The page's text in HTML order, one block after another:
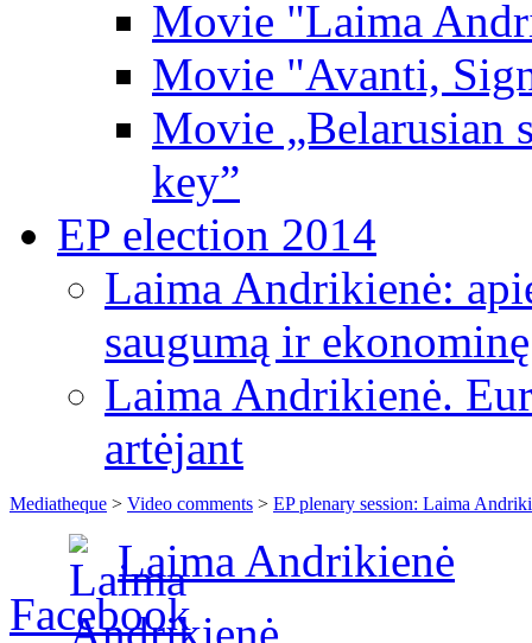
Movie "Laima
Movie "Avanti,
Movie „Belarusian
key”
EP election 2014
Laima Andrikienė:
saugumą ir
Laima Andrikienė.
artėjant
Mediatheque > Video comments > EP plenary session: Laima
Laima Andrikienė
Facebook